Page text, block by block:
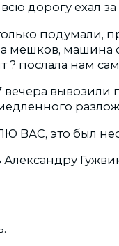
всю дорогу ехал
подумали,
мешков,
? послала нам
вечера
ВАС, это был
Александру